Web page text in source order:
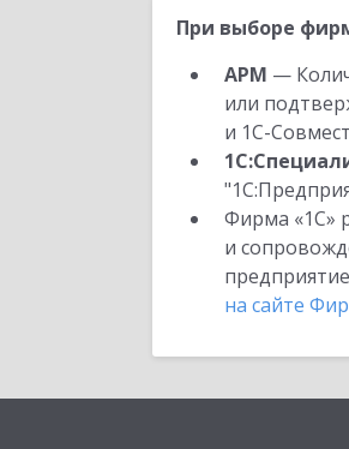
При выборе
АРМ —
или
и 1С-
Фирма «1С»
и
на сайте